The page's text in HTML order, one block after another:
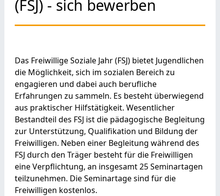
(FSJ) - sich bewerben
Das Freiwillige Soziale Jahr (FSJ) bietet Jugendlichen
die Möglichkeit, sich im sozialen Bereich zu
engagieren und dabei auch berufliche
Erfahrungen zu sammeln. Es besteht überwiegend
aus praktischer Hilfstätigkeit. Wesentlicher
Bestandteil des FSJ ist diepädagogische Begleitung
zur Unterstützung, Qualifikation und Bildung der
Freiwilligen. Neben einer Begleitung während des
FSJ durch den Träger besteht für die Freiwilligen
eine Verpflichtung, an insgesamt 25 Seminartagen
teilzunehmen. Die Seminartage sind für die
Freiwilligen kostenlos.